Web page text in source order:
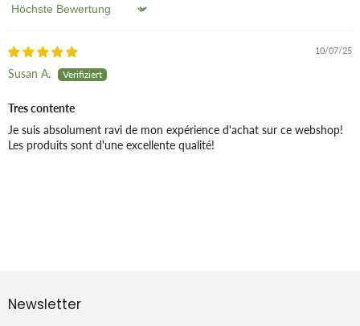
Sort by
10/07/25
Susan A.
Tres contente
Je suis absolument ravi de mon expérience d'achat sur ce webshop!
Les produits sont d'une excellente qualité!
Newsletter